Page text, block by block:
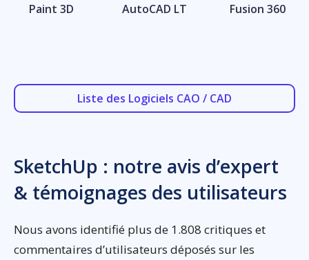
Paint 3D
AutoCAD LT
Fusion 360
Liste des Logiciels CAO / CAD
SketchUp : notre avis d’expert
& témoignages des utilisateurs
Nous avons identifié plus de 1.808 critiques et
commentaires d’utilisateurs déposés sur les